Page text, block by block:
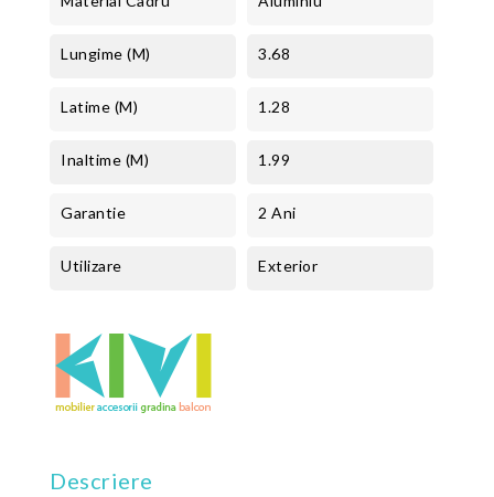
Lungime (m) 3.68
Latime (m) 1.28
Inaltime (m) 1.99
Garantie 2 Ani
Utilizare Exterior
Descriere